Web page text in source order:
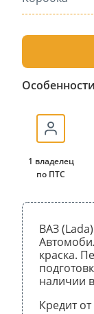
1 владелец
по ПТС
ВАЗ
краска.
наличии
Кредит